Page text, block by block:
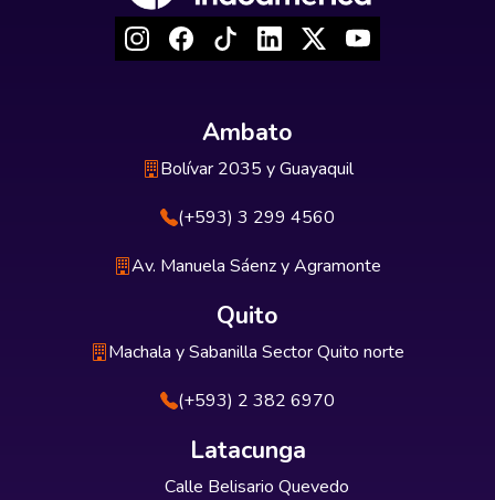
Ambato
Bolívar 2035 y Guayaquil
(+593) 3 299 4560
Av. Manuela Sáenz y Agramonte
Quito
Machala y Sabanilla Sector Quito norte
(+593) 2 382 6970
Latacunga
Calle Belisario Quevedo